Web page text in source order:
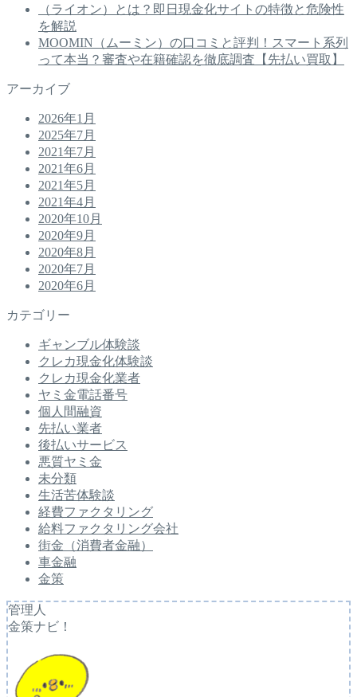
（ライオン）とは？即日現金化サイトの特徴と危険性
を解説
MOOMIN（ムーミン）の口コミと評判！スマート系列
って本当？審査や在籍確認を徹底調査【先払い買取】
アーカイブ
2026年1月
2025年7月
2021年7月
2021年6月
2021年5月
2021年4月
2020年10月
2020年9月
2020年8月
2020年7月
2020年6月
カテゴリー
ギャンブル体験談
クレカ現金化体験談
クレカ現金化業者
ヤミ金電話番号
個人間融資
先払い業者
後払いサービス
悪質ヤミ金
未分類
生活苦体験談
経費ファクタリング
給料ファクタリング会社
街金（消費者金融）
車金融
金策
管理人
金策ナビ！